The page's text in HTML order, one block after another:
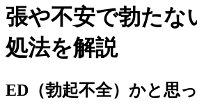
張や不安で勃たな
処法を解説
ED（勃起不全）かと思